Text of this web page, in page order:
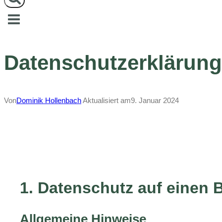
Datenschutzerklärung
VonDominik HollenbachAktualisiert am9. Januar 2024
1. Datenschutz auf einen